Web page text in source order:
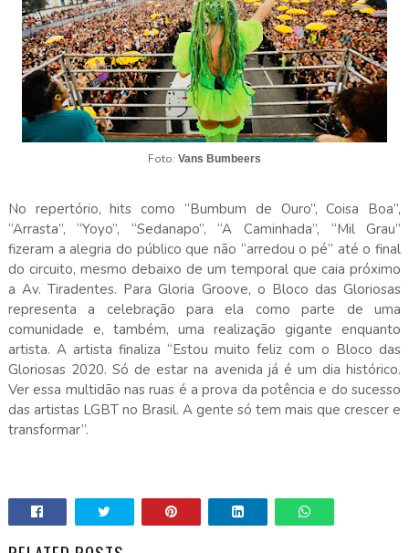
Foto: Vans Bumbeers
No repertório, hits como “Bumbum de Ouro”, Coisa Boa”,
“Arrasta”, “Yoyo”, “Sedanapo”, “A Caminhada”, “Mil Grau”
fizeram a alegria do público que não “arredou o pé” até o final
do circuito, mesmo debaixo de um temporal que caia próximo
a Av. Tiradentes. Para Gloria Groove, o Bloco das Gloriosas
representa a celebração para ela como parte de uma
comunidade e, também, uma realização gigante enquanto
artista. A artista finaliza “Estou muito feliz com o Bloco das
Gloriosas 2020. Só de estar na avenida já é um dia histórico.
Ver essa multidão nas ruas é a prova da potência e do sucesso
das artistas LGBT no Brasil. A gente só tem mais que crescer e
transformar”.